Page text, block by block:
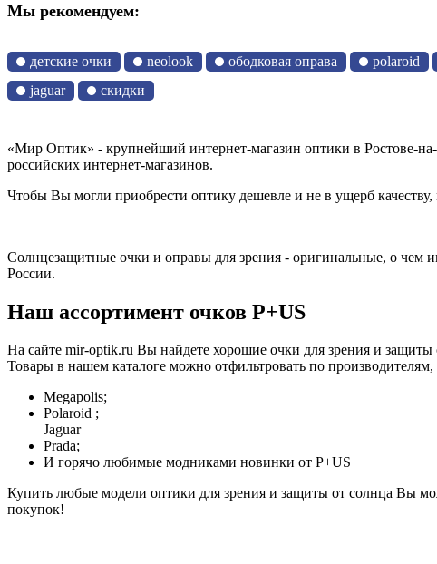
Мы рекомендуем:
детские очки neolook ободковая оправа polaroid
jaguar
скидки
«Мир Оптик» - крупнейший интернет-магазин оптики в Ростове-
российских интернет-магазинов.
Чтобы Вы могли приобрести оптику дешевле и не в ущерб
Солнцезащитные очки и оправы для зрения - оригинальные, о
России.
Наш ассортимент очков P+US
На сайте mir-optik.ru Вы найдете хорошие очки для зрения и
Товары в нашем каталоге можно отфильтровать по
Megapolis;
Polaroid ;
Jaguar
Prada;
И горячо любимые модниками новинки от P+US
Купить любые модели оптики для зрения и защиты от солнца Вы
покупок!